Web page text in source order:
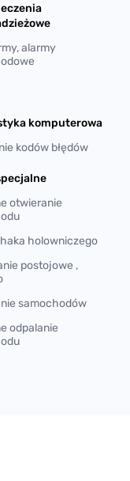
alarmy
komputerowa
kodów błędów
otwieranie
holowniczego
postojowe ,
samochodów
odpalanie